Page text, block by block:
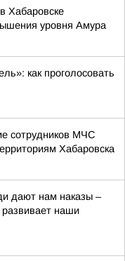
Хабаровске
уровня Амура
как проголосовать
сотрудников МЧС
Хабаровска
дают нам наказы –
развивает наши